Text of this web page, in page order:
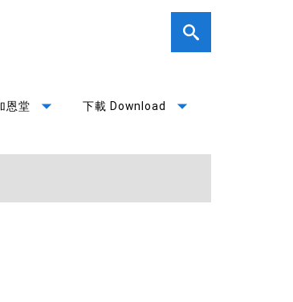
恩堂 arrow_drop_down 下載 Download arrow_drop_down